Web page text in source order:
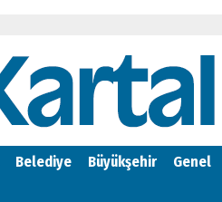
Belediye Büyükşehir Genel